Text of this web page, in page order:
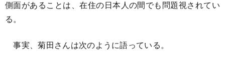
側面があることは、在住の日本人の間でも問題視されてい
る。
事実、菊田さんは次のように語っている。